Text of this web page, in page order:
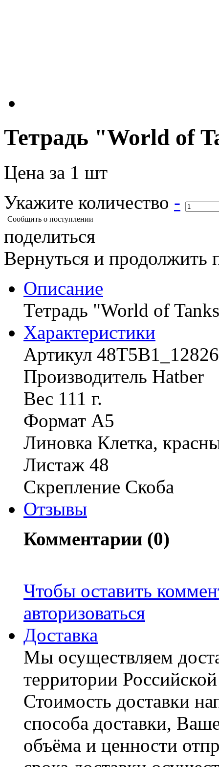
Тетрадь "World of
Цена за 1 шт
Укажите количество -
Сообщить о поступлении
поделиться
Вернуться и продолжить
Описание
Тетрадь "World of
Характериcтики
Артикул 48Т5В1_12826
Производитель Hatber
Вес 111 г.
Формат A5
Линовка Клетка,
Листаж 48
Скрепление Скоба
Отзывы
Комментарии (0)
Чтобы оставить
авторизоваться
Доставка
Мы осуществляем
территории
Стоимость доставки
способа доставки,
объёма и ценности